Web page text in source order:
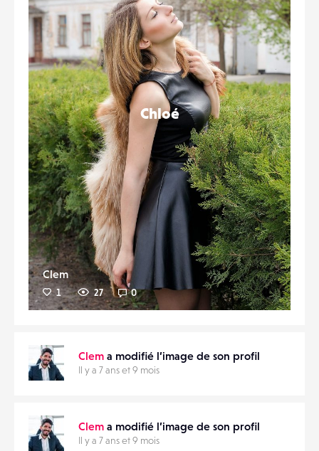
Chloé
Clem
1 27 0
Clem a modifié l’image de son profil
Il y a 7 ans et 9 mois
Clem a modifié l’image de son profil
Il y a 7 ans et 9 mois